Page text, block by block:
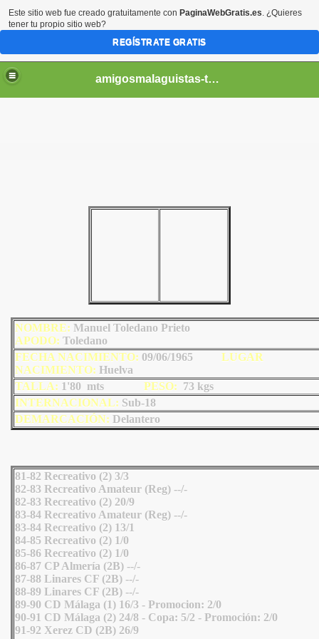
amigosmalaguistas-temporadas
NOMBRE: Manuel Toledano Prieto
APODO: Toledano
FECHA NACIMIENTO: 09/06/1965 LUGAR
NACIMIENTO: Huelva
TALLA: 1'80 mts PESO: 73 kgs
INTERNACIONAL: Sub-18
DEMARCACIÓN: Delantero
81-82 Recreativo (2) 3/3
82-83 Recreativo Amateur (Reg) --/-
82-83 Recreativo (2) 20/9
83-84 Recreativo Amateur (Reg) --/-
83-84 Recreativo (2) 13/1
84-85 Recreativo (2) 1/0
85-86 Recreativo (2) 1/0
86-87 CP Almería (2B) --/-
87-88 Linares CF (2B) --/-
88-89 Linares CF (2B) --/-
89-90 CD Málaga (1) 16/3 - Promocion: 2/0
90-91 CD Málaga (2) 24/8 - Copa: 5/2 - Promoción: 2/0
91-92 Xerez CD (2B) 26/9
Este sitio web fue creado gratuitamente con PaginaWebGratis.es. ¿Quieres
tener tu propio sitio web?
REGÍSTRATE GRATIS